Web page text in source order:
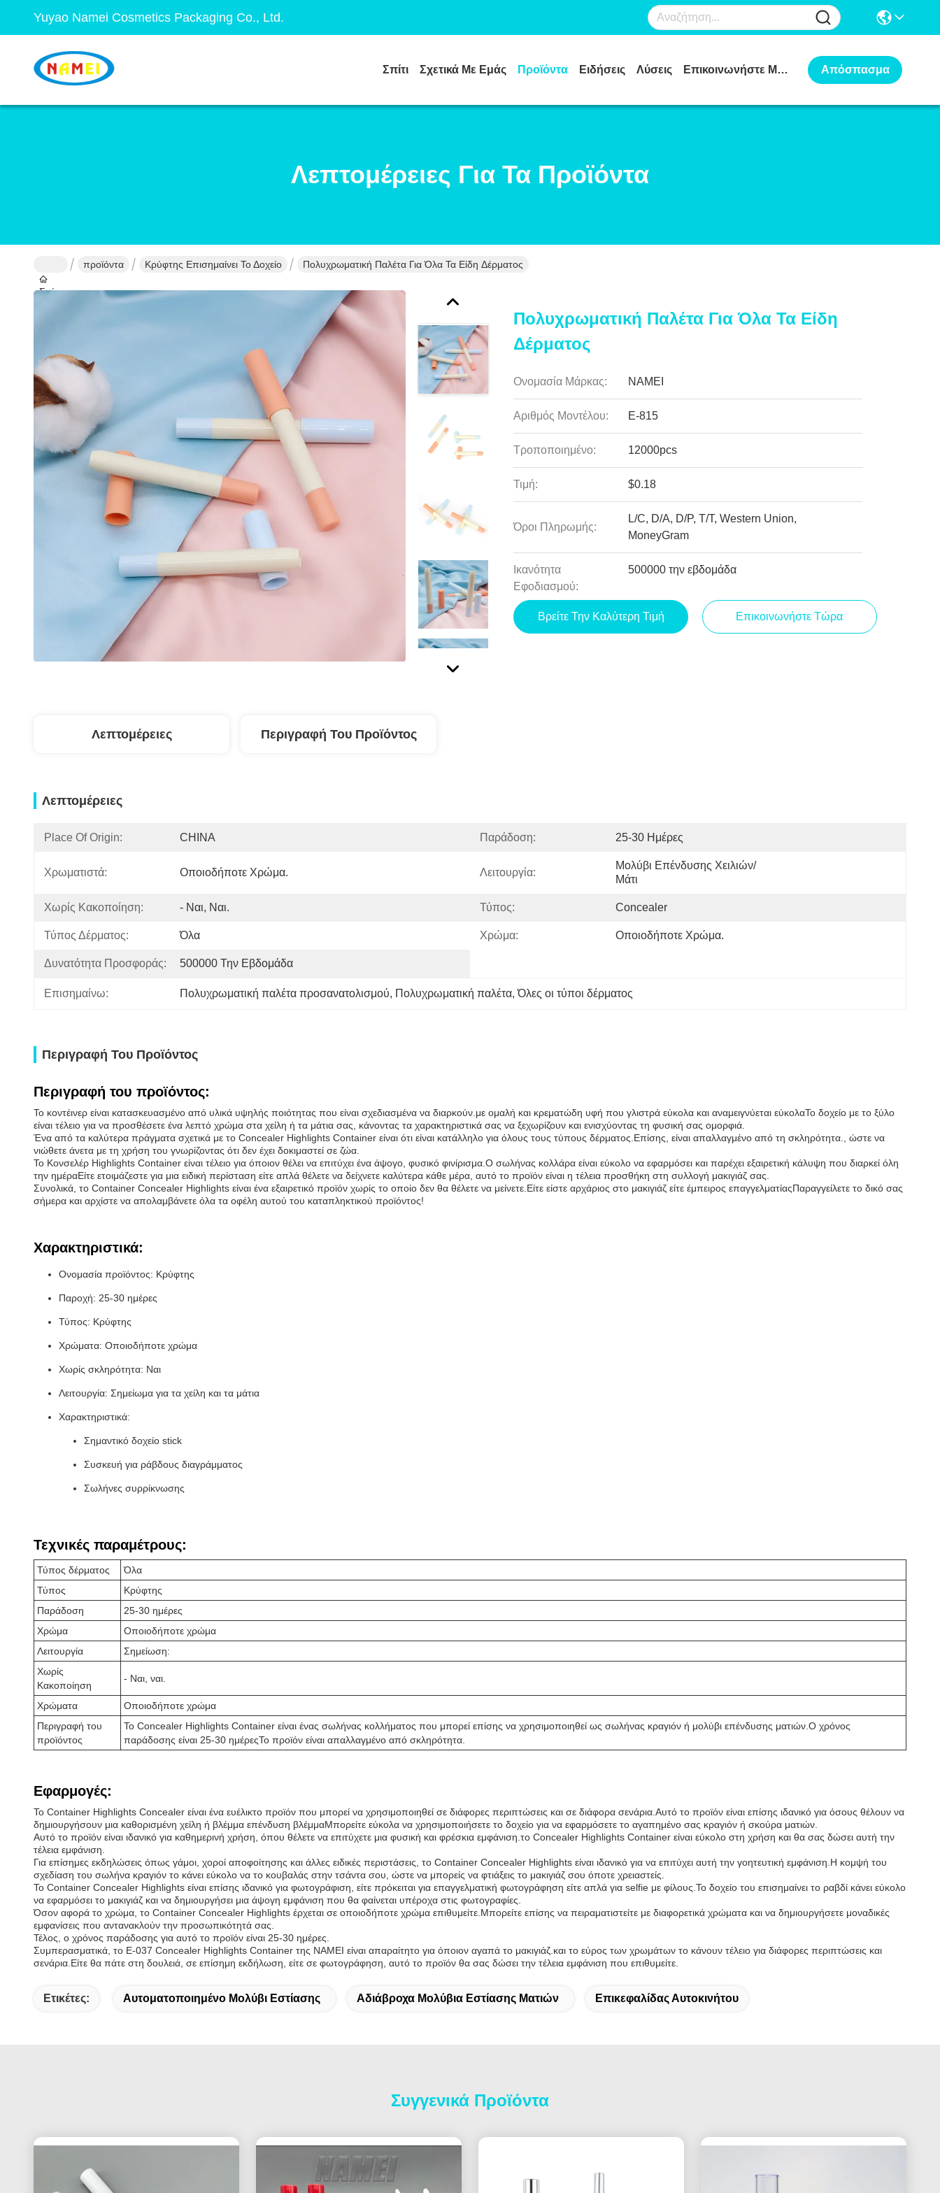
Yuyao Namei Cosmetics Packaging Co., Ltd.
Σπίτι Σχετικά Με Εμάς Προϊόντα Ειδήσεις Λύσεις Επικοινωνήστε Μαζί Μας Απόσπασμα
Λεπτομέρειες Για Τα Προϊόντα
Σπίτι
προϊόντα Κρύφτης Επισημαίνει Το Δοχείο Πολυχρωματική Παλέτα Για Όλα Τα Είδη Δέρματος
Πολυχρωματική Παλέτα Για Όλα Τα Είδη
Δέρματος
Ονομασία Μάρκας: NAMEI
Αριθμός Μοντέλου: Ε-815
Τροποποιημένο: 12000pcs
Τιμή: $0.18
Όροι Πληρωμής:
L/C, D/A, D/P, T/T, Western Union,
MoneyGram
Ικανότητα
Εφοδιασμού:
500000 την εβδομάδα
Βρείτε Την Καλύτερη Τιμή Επικοινωνήστε Τώρα
Λεπτομέρειες Περιγραφή Του Προϊόντος
Λεπτομέρειες
Place Of Origin: CHINA Παράδοση: 25-30 Ημέρες
Χρωματιστά: Οποιοδήποτε Χρώμα. Λειτουργία:
Μολύβι Επένδυσης Χειλιών/
Μάτι
Χωρίς Κακοποίηση: - Ναι, Ναι. Τύπος: Concealer
Τύπος Δέρματος: Όλα Χρώμα: Οποιοδήποτε Χρώμα.
Δυνατότητα Προσφοράς: 500000 Την Εβδομάδα
Επισημαίνω: Πολυχρωματική παλέτα προσανατολισμού, Πολυχρωματική παλέτα, Όλες οι τύποι δέρματος
Περιγραφή Του Προϊόντος
Περιγραφή του προϊόντος:
Το κοντέινερ είναι κατασκευασμένο από υλικά υψηλής ποιότητας που είναι σχεδιασμένα να διαρκούν.με ομαλή και κρεματώδη υφή που γλιστρά εύκολα και αναμειγνύεται εύκολαΤο δοχείο με το ξύλο
είναι τέλειο για να προσθέσετε ένα λεπτό χρώμα στα χείλη ή τα μάτια σας, κάνοντας τα χαρακτηριστικά σας να ξεχωρίζουν και ενισχύοντας τη φυσική σας ομορφιά.
Ένα από τα καλύτερα πράγματα σχετικά με το Concealer Highlights Container είναι ότι είναι κατάλληλο για όλους τους τύπους δέρματος.Επίσης, είναι απαλλαγμένο από τη σκληρότητα., ώστε να
νιώθετε άνετα με τη χρήση του γνωρίζοντας ότι δεν έχει δοκιμαστεί σε ζώα.
Το Κονσελέρ Highlights Container είναι τέλειο για όποιον θέλει να επιτύχει ένα άψογο, φυσικό φινίρισμα.Ο σωλήνας κολλάρα είναι εύκολο να εφαρμόσει και παρέχει εξαιρετική κάλυψη που διαρκεί όλη
την ημέραΕίτε ετοιμάζεστε για μια ειδική περίσταση είτε απλά θέλετε να δείχνετε καλύτερα κάθε μέρα, αυτό το προϊόν είναι η τέλεια προσθήκη στη συλλογή μακιγιάζ σας.
Συνολικά, το Container Concealer Highlights είναι ένα εξαιρετικό προϊόν χωρίς το οποίο δεν θα θέλετε να μείνετε.Είτε είστε αρχάριος στο μακιγιάζ είτε έμπειρος επαγγελματίαςΠαραγγείλετε το δικό σας
σήμερα και αρχίστε να απολαμβάνετε όλα τα οφέλη αυτού του καταπληκτικού προϊόντος!
Χαρακτηριστικά:
Ονομασία προϊόντος: Κρύφτης
Παροχή: 25-30 ημέρες
Τύπος: Κρύφτης
Χρώματα: Οποιοδήποτε χρώμα
Χωρίς σκληρότητα: Ναι
Λειτουργία: Σημείωμα για τα χείλη και τα μάτια
Χαρακτηριστικά:
Σημαντικό δοχείο stick
Συσκευή για ράβδους διαγράμματος
Σωλήνες συρρίκνωσης
Τεχνικές παραμέτρους:
Τύπος δέρματος
Όλα
Τύπος
Κρύφτης
Παράδοση
25-30 ημέρες
Χρώμα
Οποιοδήποτε χρώμα
Λειτουργία
Σημείωση:
Χωρίς
Κακοποίηση
- Ναι, ναι.
Χρώματα
Οποιοδήποτε χρώμα
Περιγραφή του
προϊόντος
Το Concealer Highlights Container είναι ένας σωλήνας κολλήματος που μπορεί επίσης να χρησιμοποιηθεί ως σωλήνας κραγιόν ή μολύβι επένδυσης ματιών.Ο χρόνος
παράδοσης είναι 25-30 ημέρεςΤο προϊόν είναι απαλλαγμένο από σκληρότητα.
Εφαρμογές:
Το Container Highlights Concealer είναι ένα ευέλικτο προϊόν που μπορεί να χρησιμοποιηθεί σε διάφορες περιπτώσεις και σε διάφορα σενάρια.Αυτό το προϊόν είναι επίσης ιδανικό για όσους θέλουν να
δημιουργήσουν μια καθορισμένη χείλη ή βλέμμα επένδυση βλέμμαΜπορείτε εύκολα να χρησιμοποιήσετε το δοχείο για να εφαρμόσετε το αγαπημένο σας κραγιόν ή σκούρα ματιών.
Αυτό το προϊόν είναι ιδανικό για καθημερινή χρήση, όπου θέλετε να επιτύχετε μια φυσική και φρέσκια εμφάνιση.το Concealer Highlights Container είναι εύκολο στη χρήση και θα σας δώσει αυτή την
τέλεια εμφάνιση.
Για επίσημες εκδηλώσεις όπως γάμοι, χοροί αποφοίτησης και άλλες ειδικές περιστάσεις, το Container Concealer Highlights είναι ιδανικό για να επιτύχει αυτή την γοητευτική εμφάνιση.Η κομψή του
σχεδίαση του σωλήνα κραγιόν το κάνει εύκολο να το κουβαλάς στην τσάντα σου, ώστε να μπορείς να φτιάξεις το μακιγιάζ σου όποτε χρειαστείς.
Το Container Concealer Highlights είναι επίσης ιδανικό για φωτογράφιση, είτε πρόκειται για επαγγελματική φωτογράφηση είτε απλά για selfie με φίλους.Το δοχείο του επισημαίνει το ραβδί κάνει εύκολο
να εφαρμόσει το μακιγιάζ και να δημιουργήσει μια άψογη εμφάνιση που θα φαίνεται υπέροχα στις φωτογραφίες.
Όσον αφορά το χρώμα, το Container Concealer Highlights έρχεται σε οποιοδήποτε χρώμα επιθυμείτε.Μπορείτε επίσης να πειραματιστείτε με διαφορετικά χρώματα και να δημιουργήσετε μοναδικές
εμφανίσεις που αντανακλούν την προσωπικότητά σας.
Τέλος, ο χρόνος παράδοσης για αυτό το προϊόν είναι 25-30 ημέρες.
Συμπερασματικά, το E-037 Concealer Highlights Container της NAMEI είναι απαραίτητο για όποιον αγαπά το μακιγιάζ.και το εύρος των χρωμάτων το κάνουν τέλειο για διάφορες περιπτώσεις και
σενάρια.Είτε θα πάτε στη δουλειά, σε επίσημη εκδήλωση, είτε σε φωτογράφηση, αυτό το προϊόν θα σας δώσει την τέλεια εμφάνιση που επιθυμείτε.
Ετικέτες: Αυτοματοποιημένο Μολύβι Εστίασης Αδιάβροχα Μολύβια Εστίασης Ματιών Επικεφαλίδας Αυτοκινήτου
Συγγενικά Προϊόντα